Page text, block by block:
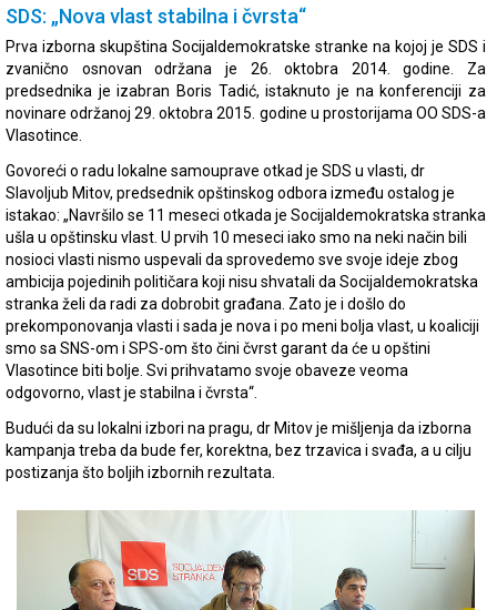
SDS: „Nova vlast stabilna i čvrsta“
Prva izborna skupština Socijaldemokratske stranke na kojoj je SDS i
zvanično osnovan održana je 26. oktobra 2014. godine. Za
predsednika je izabran Boris Tadić, istaknuto je na konferenciji za
novinare održanoj 29. oktobra 2015. godine u prostorijama OO SDS-a
Vlasotince.
Govoreći o radu lokalne samouprave otkad je SDS u vlasti, dr
Slavoljub Mitov, predsednik opštinskog odbora između ostalog je
istakao: „Navršilo se 11 meseci otkada je Socijaldemokratska stranka
ušla u opštinsku vlast. U prvih 10 meseci iako smo na neki način bili
nosioci vlasti nismo uspevali da sprovedemo sve svoje ideje zbog
ambicija pojedinih političara koji nisu shvatali da Socijaldemokratska
stranka želi da radi za dobrobit građana. Zato je i došlo do
prekomponovanja vlasti i sada je nova i po meni bolja vlast, u koaliciji
smo sa SNS-om i SPS-om što čini čvrst garant da će u opštini
Vlasotince biti bolje. Svi prihvatamo svoje obaveze veoma
odgovorno, vlast je stabilna i čvrsta“.
Budući da su lokalni izbori na pragu, dr Mitov je mišljenja da izborna
kampanja treba da bude fer, korektna, bez trzavica i svađa, a u cilju
postizanja što boljih izbornih rezultata.